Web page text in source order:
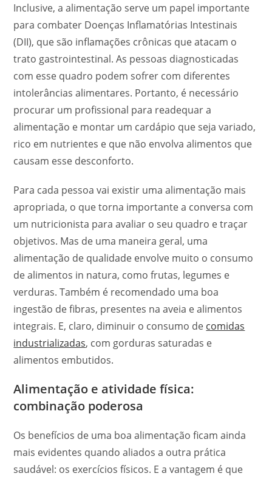
Inclusive, a alimentação serve um papel importante
para combater Doenças Inflamatórias Intestinais
(DII), que são inflamações crônicas que atacam o
trato gastrointestinal. As pessoas diagnosticadas
com esse quadro podem sofrer com diferentes
intolerâncias alimentares. Portanto, é necessário
procurar um profissional para readequar a
alimentação e montar um cardápio que seja variado,
rico em nutrientes e que não envolva alimentos que
causam esse desconforto.
Para cada pessoa vai existir uma alimentação mais
apropriada, o que torna importante a conversa com
um nutricionista para avaliar o seu quadro e traçar
objetivos. Mas de uma maneira geral, uma
alimentação de qualidade envolve muito o consumo
de alimentos in natura, como frutas, legumes e
verduras. Também é recomendado uma boa
ingestão de fibras, presentes na aveia e alimentos
integrais. E, claro, diminuir o consumo de comidas
industrializadas, com gorduras saturadas e
alimentos embutidos.
Alimentação e atividade física:
combinação poderosa
Os benefícios de uma boa alimentação ficam ainda
mais evidentes quando aliados a outra prática
saudável: os exercícios físicos. E a vantagem é que